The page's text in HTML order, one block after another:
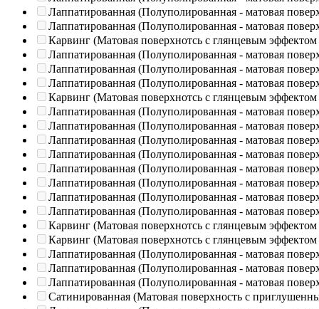
Лаппатированная (Полуполированная - матовая
Лаппатированная (Полуполированная - матовая
Карвинг (Матовая поверхнотсь с глянцевым эффектом
Лаппатированная (Полуполированная - матовая
Лаппатированная (Полуполированная - матовая
Лаппатированная (Полуполированная - матовая
Карвинг (Матовая поверхнотсь с глянцевым эффектом
Лаппатированная (Полуполированная - матовая
Лаппатированная (Полуполированная - матовая
Лаппатированная (Полуполированная - матовая
Лаппатированная (Полуполированная - матовая
Лаппатированная (Полуполированная - матовая
Лаппатированная (Полуполированная - матовая
Лаппатированная (Полуполированная - матовая
Лаппатированная (Полуполированная - матовая
Карвинг (Матовая поверхнотсь с глянцевым эффектом
Карвинг (Матовая поверхнотсь с глянцевым эффектом
Лаппатированная (Полуполированная - матовая
Лаппатированная (Полуполированная - матовая
Лаппатированная (Полуполированная - матовая
Сатинированная (Матовая поверхность с